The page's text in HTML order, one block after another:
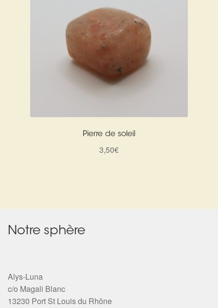
Pierre de soleil
3,50€
Notre sphère
Alys-Luna
c/o Magali Blanc
13230 Port St Louis du Rhône